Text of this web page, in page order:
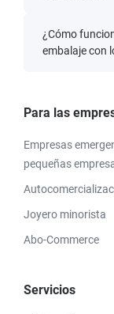
¿Cómo
embalaje con
Para las
Empresas
pequeñas
Joyero minorista
Abo-Commerce
Servicios